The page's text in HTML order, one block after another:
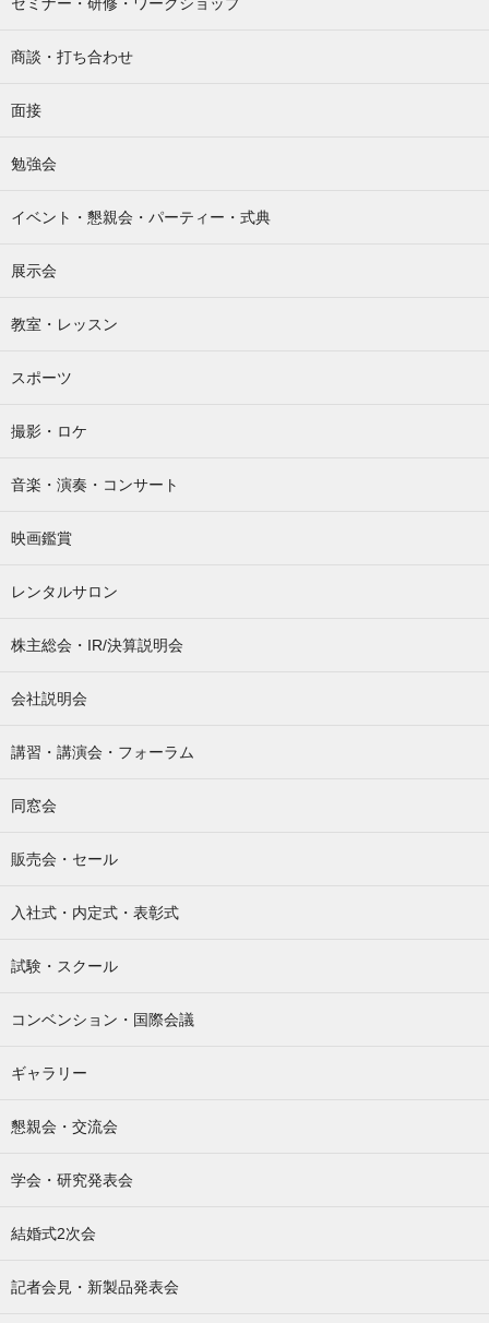
商談・打ち合わせ
面接
勉強会
イベント・懇親会・パーティー・式典
展示会
教室・レッスン
スポーツ
撮影・ロケ
音楽・演奏・コンサート
映画鑑賞
レンタルサロン
株主総会・IR/決算説明会
会社説明会
講習・講演会・フォーラム
同窓会
販売会・セール
入社式・内定式・表彰式
試験・スクール
コンベンション・国際会議
ギャラリー
懇親会・交流会
学会・研究発表会
結婚式2次会
記者会見・新製品発表会